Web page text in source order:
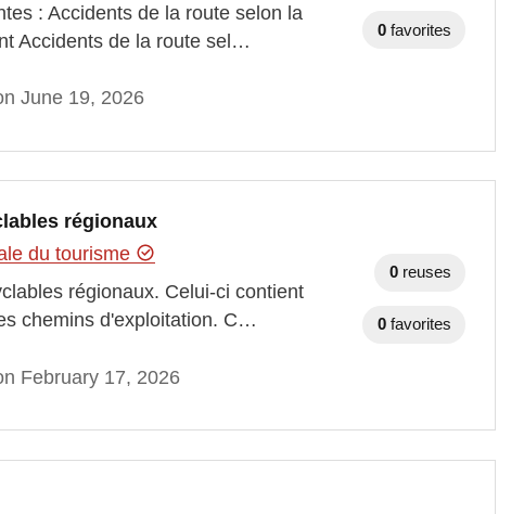
: Accidents de la route selon la
Accidents de la route sel…
June 19, 2026
0 favorites
régionaux
du tourisme
régionaux. Celui-ci contient
chemins d'exploitation. C…
February 17, 2026
0 reuses
0 favorites